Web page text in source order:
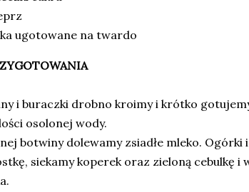
ugotowane na twardo
i buraczki drobno kroimy i krótko
osolonej wody.
botwiny dolewamy zsiadłe mleko. Ogórki
siekamy koperek oraz zieloną cebulkę i